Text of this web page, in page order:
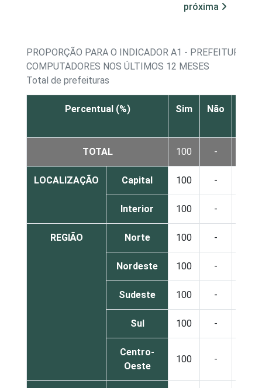
próxima
PROPORÇÃO PARA O INDICADOR A1 - PREFEITURAS
COMPUTADORES NOS ÚLTIMOS 12 MESES
Total de prefeituras
Percentual (%) Sim Não
TOTAL 100 -
LOCALIZAÇÃO Capital 100 -
Interior 100 -
REGIÃO Norte 100 -
Nordeste 100 -
Sudeste 100 -
Sul 100 -
Centro-
Oeste
100 -